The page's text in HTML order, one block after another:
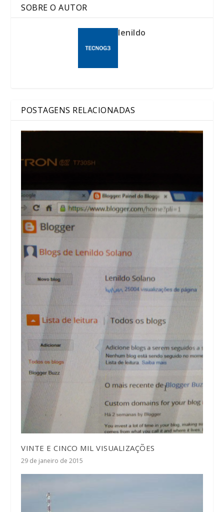
SOBRE O AUTOR
lenildo
POSTAGENS RELACIONADAS
VINTE E CINCO MIL VISUALIZAÇÕES
29 de janeiro de 2015